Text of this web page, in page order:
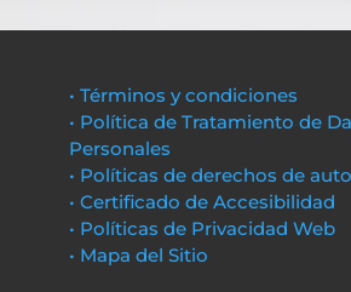
• Términos y condiciones
• Política de Tratamiento de
Personales
• Políticas de derechos de
• Certificado de Accesibilidad
• Políticas de Privacidad Web
• Mapa del Sitio